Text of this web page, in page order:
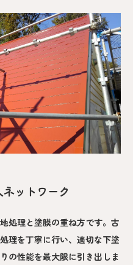
ットワーク
処理と塗膜の重ね方です。古
理を丁寧に行い、適切な下塗
の性能を最大限に引き出しま